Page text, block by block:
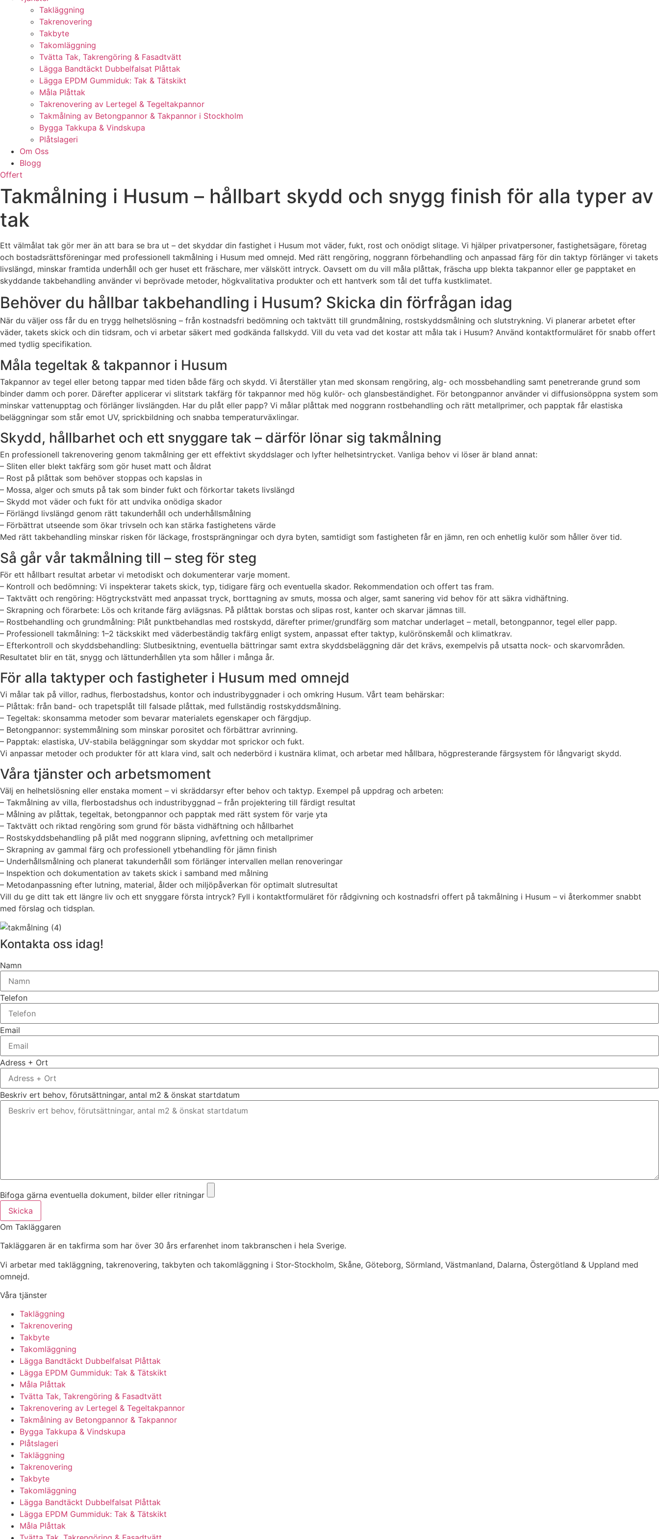
Takläggning
Takrenovering
Takbyte
Takomläggning
Tvätta Tak, Takrengöring & Fasadtvätt
Lägga Bandtäckt Dubbelfalsat Plåttak
Lägga EPDM Gummiduk: Tak & Tätskikt
Måla Plåttak
Takrenovering av Lertegel & Tegeltakpannor
Takmålning av Betongpannor & Takpannor i Stockholm
Bygga Takkupa & Vindskupa
Plåtslageri
Om Oss
Blogg
Offert
Takmålning i Husum – hållbart skydd och snygg finish för alla typer av
tak
Ett välmålat tak gör mer än att bara se bra ut – det skyddar din fastighet i Husum mot väder, fukt, rost och onödigt slitage. Vi hjälper privatpersoner, fastighetsägare, företag
och bostadsrättsföreningar med professionell takmålning i Husum med omnejd. Med rätt rengöring, noggrann förbehandling och anpassad färg för din taktyp förlänger vi takets
livslängd, minskar framtida underhåll och ger huset ett fräschare, mer välskött intryck. Oavsett om du vill måla plåttak, fräscha upp blekta takpannor eller ge papptaket en
skyddande takbehandling använder vi beprövade metoder, högkvalitativa produkter och ett hantverk som tål det tuffa kustklimatet.
Behöver du hållbar takbehandling i Husum? Skicka din förfrågan idag
När du väljer oss får du en trygg helhetslösning – från kostnadsfri bedömning och taktvätt till grundmålning, rostskyddsmålning och slutstrykning. Vi planerar arbetet efter
väder, takets skick och din tidsram, och vi arbetar säkert med godkända fallskydd. Vill du veta vad det kostar att måla tak i Husum? Använd kontaktformuläret för snabb offert
med tydlig specifikation.
Måla tegeltak & takpannor i Husum
Takpannor av tegel eller betong tappar med tiden både färg och skydd. Vi återställer ytan med skonsam rengöring, alg- och mossbehandling samt penetrerande grund som
binder damm och porer. Därefter applicerar vi slitstark takfärg för takpannor med hög kulör- och glansbeständighet. För betongpannor använder vi diffusionsöppna system som
minskar vattenupptag och förlänger livslängden. Har du plåt eller papp? Vi målar plåttak med noggrann rostbehandling och rätt metallprimer, och papptak får elastiska
beläggningar som står emot UV, sprickbildning och snabba temperaturväxlingar.
Skydd, hållbarhet och ett snyggare tak – därför lönar sig takmålning
En professionell takrenovering genom takmålning ger ett effektivt skyddslager och lyfter helhetsintrycket. Vanliga behov vi löser är bland annat:
– Sliten eller blekt takfärg som gör huset matt och åldrat
– Rost på plåttak som behöver stoppas och kapslas in
– Mossa, alger och smuts på tak som binder fukt och förkortar takets livslängd
– Skydd mot väder och fukt för att undvika onödiga skador
– Förlängd livslängd genom rätt takunderhåll och underhållsmålning
– Förbättrat utseende som ökar trivseln och kan stärka fastighetens värde
Med rätt takbehandling minskar risken för läckage, frostsprängningar och dyra byten, samtidigt som fastigheten får en jämn, ren och enhetlig kulör som håller över tid.
Så går vår takmålning till – steg för steg
För ett hållbart resultat arbetar vi metodiskt och dokumenterar varje moment.
– Kontroll och bedömning: Vi inspekterar takets skick, typ, tidigare färg och eventuella skador. Rekommendation och offert tas fram.
– Taktvätt och rengöring: Högtryckstvätt med anpassat tryck, borttagning av smuts, mossa och alger, samt sanering vid behov för att säkra vidhäftning.
– Skrapning och förarbete: Lös och kritande färg avlägsnas. På plåttak borstas och slipas rost, kanter och skarvar jämnas till.
– Rostbehandling och grundmålning: Plåt punktbehandlas med rostskydd, därefter primer/grundfärg som matchar underlaget – metall, betongpannor, tegel eller papp.
– Professionell takmålning: 1–2 täckskikt med väderbeständig takfärg enligt system, anpassat efter taktyp, kulörönskemål och klimatkrav.
– Efterkontroll och skyddsbehandling: Slutbesiktning, eventuella bättringar samt extra skyddsbeläggning där det krävs, exempelvis på utsatta nock- och skarvområden.
Resultatet blir en tät, snygg och lättunderhållen yta som håller i många år.
För alla taktyper och fastigheter i Husum med omnejd
Vi målar tak på villor, radhus, flerbostadshus, kontor och industribyggnader i och omkring Husum. Vårt team behärskar:
– Plåttak: från band- och trapetsplåt till falsade plåttak, med fullständig rostskyddsmålning.
– Tegeltak: skonsamma metoder som bevarar materialets egenskaper och färgdjup.
– Betongpannor: systemmålning som minskar porositet och förbättrar avrinning.
– Papptak: elastiska, UV-stabila beläggningar som skyddar mot sprickor och fukt.
Vi anpassar metoder och produkter för att klara vind, salt och nederbörd i kustnära klimat, och arbetar med hållbara, högpresterande färgsystem för långvarigt skydd.
Våra tjänster och arbetsmoment
Välj en helhetslösning eller enstaka moment – vi skräddarsyr efter behov och taktyp. Exempel på uppdrag och arbeten:
– Takmålning av villa, flerbostadshus och industribyggnad – från projektering till färdigt resultat
– Målning av plåttak, tegeltak, betongpannor och papptak med rätt system för varje yta
– Taktvätt och riktad rengöring som grund för bästa vidhäftning och hållbarhet
– Rostskyddsbehandling på plåt med noggrann slipning, avfettning och metallprimer
– Skrapning av gammal färg och professionell ytbehandling för jämn finish
– Underhållsmålning och planerat takunderhåll som förlänger intervallen mellan renoveringar
– Inspektion och dokumentation av takets skick i samband med målning
– Metodanpassning efter lutning, material, ålder och miljöpåverkan för optimalt slutresultat
Vill du ge ditt tak ett längre liv och ett snyggare första intryck? Fyll i kontaktformuläret för rådgivning och kostnadsfri offert på takmålning i Husum – vi återkommer snabbt
med förslag och tidsplan.
Kontakta oss idag!
Namn
Telefon
Email
Adress + Ort
Beskriv ert behov, förutsättningar, antal m2 & önskat startdatum
Bifoga gärna eventuella dokument, bilder eller ritningar
Skicka
Om Takläggaren
Takläggaren är en takfirma som har över 30 års erfarenhet inom takbranschen i hela Sverige.
Vi arbetar med takläggning, takrenovering, takbyten och takomläggning i Stor-Stockholm, Skåne, Göteborg, Sörmland, Västmanland, Dalarna, Östergötland & Uppland med
omnejd.
Våra tjänster
Takläggning
Takrenovering
Takbyte
Takomläggning
Lägga Bandtäckt Dubbelfalsat Plåttak
Lägga EPDM Gummiduk: Tak & Tätskikt
Måla Plåttak
Tvätta Tak, Takrengöring & Fasadtvätt
Takrenovering av Lertegel & Tegeltakpannor
Takmålning av Betongpannor & Takpannor
Bygga Takkupa & Vindskupa
Plåtslageri
Takläggning
Takrenovering
Takbyte
Takomläggning
Lägga Bandtäckt Dubbelfalsat Plåttak
Lägga EPDM Gummiduk: Tak & Tätskikt
Måla Plåttak